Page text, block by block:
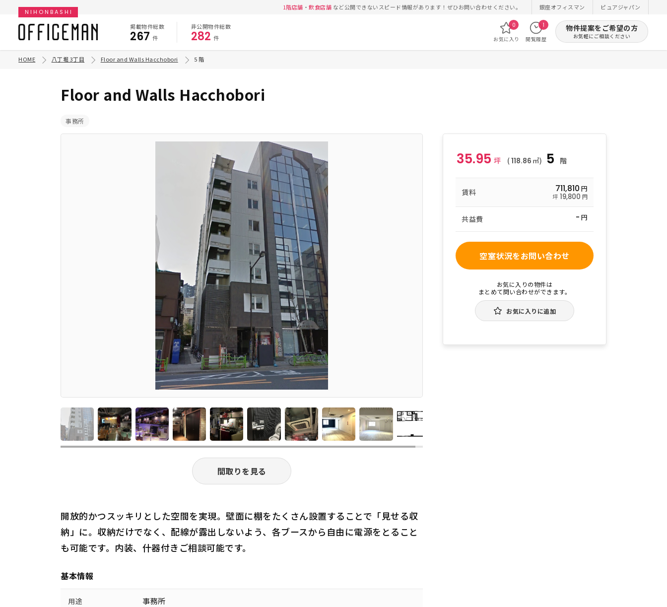
1階店舗 ・飲食店舗 など公開できないスピード情報があります！ぜひお問い合わせください。 銀座オフィスマン ピュアジャパン
NIHONBASHI
掲載物件総数
267 件
非公開物件総数
282 件 お気に入り
0
閲覧履歴
1 物件提案をご希望の方
お気軽にご相談ください
HOME 八丁堀 3丁目 Floor and Walls Hacchobori 5 階
Floor and Walls Hacchobori
事務所
35.95 坪 ( 118.86 ㎡) 5 階
賃料 711,810 円
坪 19,800 円
共益費 - 円
空室状況をお問い合わせ
お気に入りの物件は
まとめて問い合わせができます。
お気に入りに追加
間取りを見る
開放的かつスッキリとした空間を実現。壁面に棚をたくさん設置することで「見せる収
納」に。収納だけでなく、配線が露出しないよう、各ブースから自由に電源をとること
も可能です。内装、什器付きご相談可能です。
基本情報
用途 事務所